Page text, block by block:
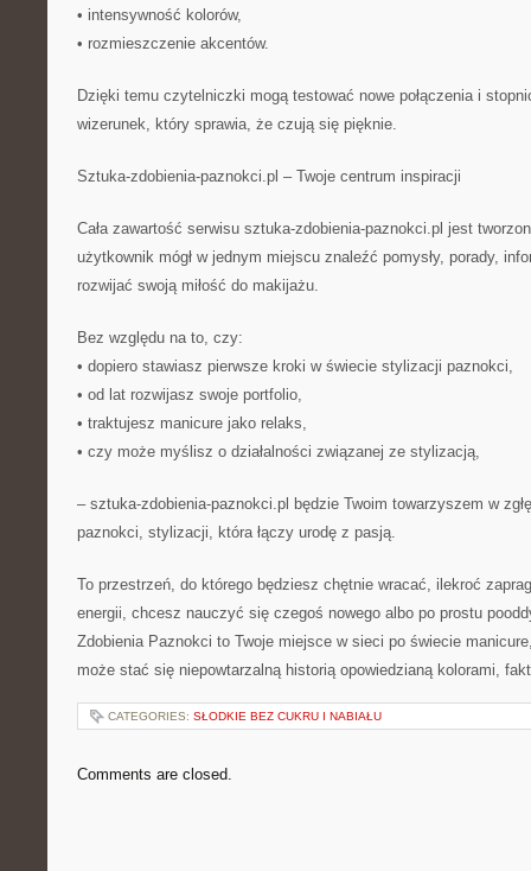
• intensywność kolorów,
• rozmieszczenie akcentów.
Dzięki temu czytelniczki mogą testować nowe połączenia i
wizerunek, który sprawia, że czują się pięknie.
Sztuka-zdobienia-paznokci.pl – Twoje centrum inspiracji
Cała zawartość serwisu sztuka-zdobienia-paznokci.pl jest
użytkownik mógł w jednym miejscu znaleźć pomysły, porady,
rozwijać swoją miłość do makijażu.
Bez względu na to, czy:
• dopiero stawiasz pierwsze kroki w świecie stylizacji paznokci,
• od lat rozwijasz swoje portfolio,
• traktujesz manicure jako relaks,
• czy może myślisz o działalności związanej ze stylizacją,
– sztuka-zdobienia-paznokci.pl będzie Twoim towarzyszem w
paznokci, stylizacji, która łączy urodę z pasją.
To przestrzeń, do którego będziesz chętnie wracać, ilekroć
energii, chcesz nauczyć się czegoś nowego albo po prostu
Zdobienia Paznokci to Twoje miejsce w sieci po świecie
może stać się niepowtarzalną historią opowiedzianą kolorami,
CATEGORIES: SŁODKIE BEZ CUKRU I NABIAŁU
Comments are closed.